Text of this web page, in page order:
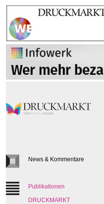
News & Kommentare
Publikationen
DRUCKMARKT